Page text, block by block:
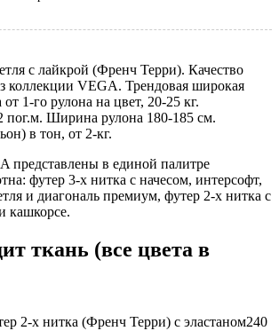
с лайкрой (Френч Терри). Качество
VEGA. Трендовая широкая
1-го рулона на цвет, 20-25 кг.
пог.м. Ширина рулона 180-185 см.
в тон, от 2-кг.
представлены в единой палитре
футер 3-х нитка с начесом, интерсофт,
и диагональ премиум, футер 2-х нитка с
кашкорсе.
ткань (все цвета в